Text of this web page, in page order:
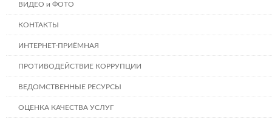
ВИДЕО и ФОТО
КОНТАКТЫ
ИНТЕРНЕТ-ПРИЁМНАЯ
ПРОТИВОДЕЙСТВИЕ КОРРУПЦИИ
ВЕДОМСТВЕННЫЕ РЕСУРСЫ
ОЦЕНКА КАЧЕСТВА УСЛУГ